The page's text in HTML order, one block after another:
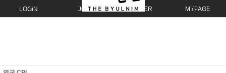
LOGIN JOIN ORDER MYPAGE